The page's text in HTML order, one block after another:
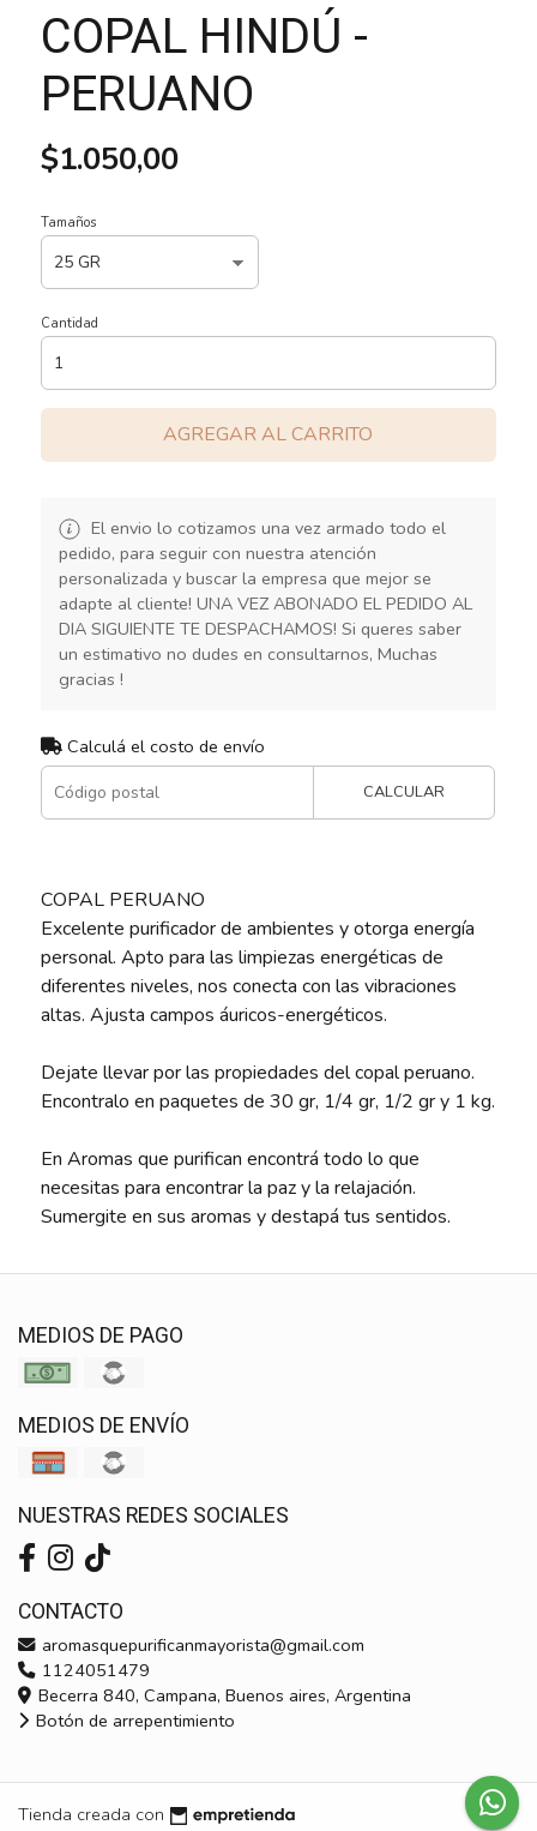
COPAL HINDÚ -
PERUANO
$1.050,00
Tamaños
Cantidad
AGREGAR AL CARRITO
El envio lo cotizamos una vez armado todo el
pedido, para seguir con nuestra atención
personalizada y buscar la empresa que mejor se
adapte al cliente! UNA VEZ ABONADO EL PEDIDO AL
DIA SIGUIENTE TE DESPACHAMOS! Si queres saber
un estimativo no dudes en consultarnos, Muchas
gracias !
Calculá el costo de envío
CALCULAR
COPAL PERUANO
Excelente purificador de ambientes y otorga energía
personal. Apto para las limpiezas energéticas de
diferentes niveles, nos conecta con las vibraciones
altas. Ajusta campos áuricos-energéticos.
Dejate llevar por las propiedades del copal peruano.
Encontralo en paquetes de 30 gr, 1/4 gr, 1/2 gr y 1 kg.
En Aromas que purifican encontrá todo lo que
necesitas para encontrar la paz y la relajación.
Sumergite en sus aromas y destapá tus sentidos.
MEDIOS DE PAGO
MEDIOS DE ENVÍO
NUESTRAS REDES SOCIALES
CONTACTO
aromasquepurificanmayorista@gmail.com
1124051479
Becerra 840, Campana, Buenos aires, Argentina
Botón de arrepentimiento
Tienda creada con